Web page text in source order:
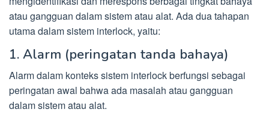
atau gangguan dalam sistem atau alat. Ada dua tahapan
utama dalam sistem interlock, yaitu:
1. Alarm (peringatan tanda bahaya)
Alarm dalam konteks sistem interlock berfungsi sebagai
peringatan awal bahwa ada masalah atau gangguan
dalam sistem atau alat.